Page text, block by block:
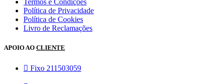
Termos e Condições
Política de Privacidade
Política de Cookies
Livro de Reclamações
APOIO AO CLIENTE
Fixo 211503059